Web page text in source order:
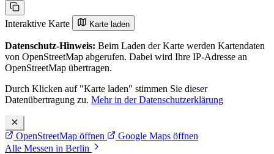
Interaktive Karte Karte laden
Datenschutz-Hinweis: Beim Laden der Karte werden Kartendaten
von OpenStreetMap abgerufen. Dabei wird Ihre IP-Adresse an
OpenStreetMap übertragen.
Durch Klicken auf "Karte laden" stimmen Sie dieser
Datenübertragung zu. Mehr in der Datenschutzerklärung
OpenStreetMap öffnen
Google Maps öffnen
Alle Messen in Berlin